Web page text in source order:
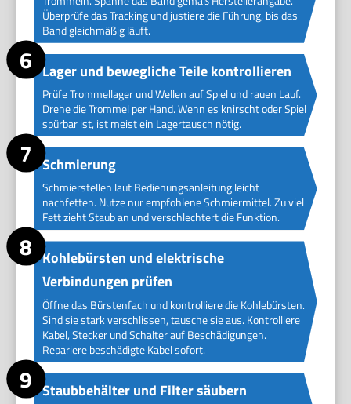
Überprüfe das Tracking und justiere die Führung, bis das
Band gleichmäßig läuft.
Lager und bewegliche Teile kontrollieren
Prüfe Trommellager und Wellen auf Spiel und rauen Lauf.
Drehe die Trommel per Hand. Wenn es knirscht oder Spiel
spürbar ist, ist meist ein Lagertausch nötig.
Schmierung
Schmierstellen laut Bedienungsanleitung leicht
nachfetten. Nutze nur empfohlene Schmiermittel. Zu viel
Fett zieht Staub an und verschlechtert die Funktion.
Kohlebürsten und elektrische
Verbindungen prüfen
Öffne das Bürstenfach und kontrolliere die Kohlebürsten.
Sind sie stark verschlissen, tausche sie aus. Kontrolliere
Kabel, Stecker und Schalter auf Beschädigungen.
Repariere beschädigte Kabel sofort.
Staubbehälter und Filter säubern